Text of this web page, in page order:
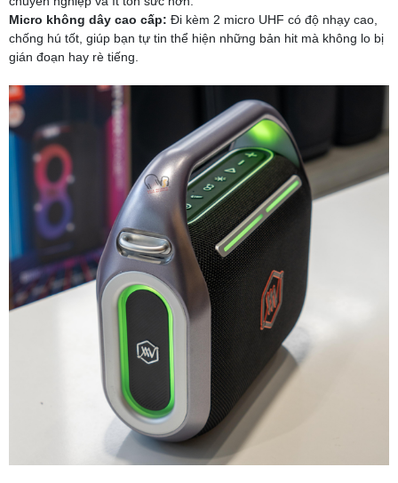
Micro không dây cao cấp: Đi kèm 2 micro UHF có độ nhạy cao,
chống hú tốt, giúp bạn tự tin thể hiện những bản hit mà không lo bị
gián đoạn hay rè tiếng.